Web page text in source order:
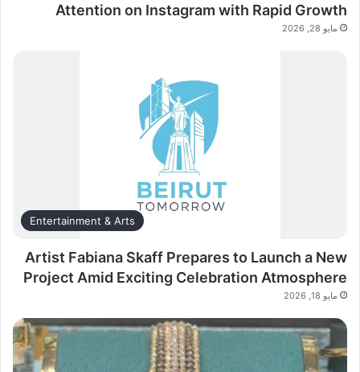
Attention on Instagram with Rapid Growth
مايو 28, 2026
Entertainment & Arts
Artist Fabiana Skaff Prepares to Launch a New
Project Amid Exciting Celebration Atmosphere
مايو 18, 2026